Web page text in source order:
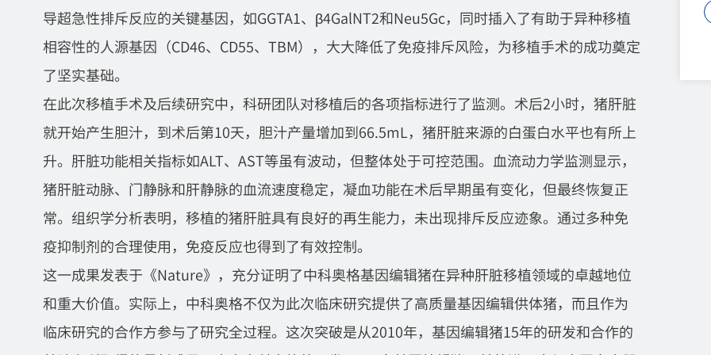
导超急性排斥反应的关键基因，如GGTA1、β4GalNT2和Neu5Gc，同时插入了有助于异种移植
相容性的人源基因（CD46、CD55、TBM），大大降低了免疫排斥风险，为移植手术的成功奠定
了坚实基础。
在此次移植手术及后续研究中，科研团队对移植后的各项指标进行了监测。术后2小时，猪肝脏
就开始产生胆汁，到术后第10天，胆汁产量增加到66.5mL，猪肝脏来源的白蛋白水平也有所上
升。肝脏功能相关指标如ALT、AST等虽有波动，但整体处于可控范围。血流动力学监测显示，
猪肝脏动脉、门静脉和肝静脉的血流速度稳定，凝血功能在术后早期虽有变化，但最终恢复正
常。组织学分析表明，移植的猪肝脏具有良好的再生能力，未出现排斥反应迹象。通过多种免
疫抑制剂的合理使用，免疫反应也得到了有效控制。
这一成果发表于《Nature》，充分证明了中科奥格基因编辑猪在异种肝脏移植领域的卓越地位
和重大价值。实际上，中科奥格不仅为此次临床研究提供了高质量基因编辑供体猪，而且作为
临床研究的合作方参与了研究全过程。这次突破是从2010年，基因编辑猪15年的研发和合作的